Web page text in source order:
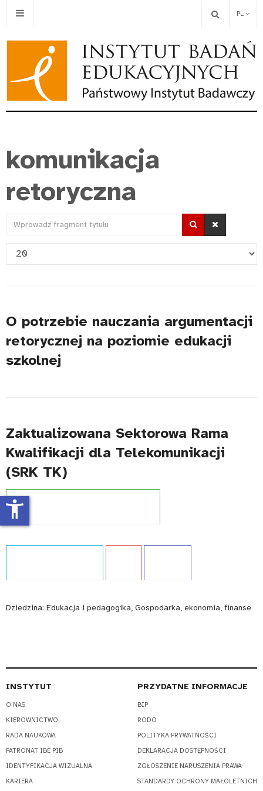
PL
komunikacja
retoryczna
Wprowadź
tytułu
Pokaż
O potrzebie nauczania argumentacji
retorycznej na poziomie edukacji
szkolnej
Zaktualizowana Sektorowa Rama
Kwalifikacji dla Telekomunikacji
(SRK TK)
Projekt:
Dziedzina: Edukacja i pedagogika, Gospodarka, ekonomia, finanse
INSTYTUT
O NAS
KIEROWNICTWO
RADA NAUKOWA
PATRONAT IBE PIB
IDENTYFIKACJA WIZUALNA
KARIERA
PRZYDATNE INFORMACJE
BIP
RODO
POLITYKA PRYWATNOŚCI
DEKLARACJA DOSTĘPNOŚCI
ZGŁOSZENIE NARUSZENIA PRAWA
STANDARDY OCHRONY MAŁOLETNICH
accessibility_new